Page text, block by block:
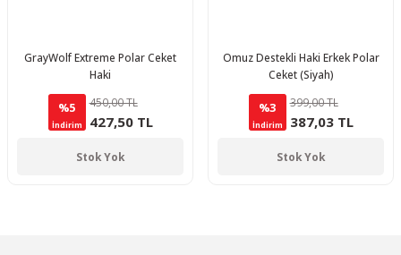
GrayWolf Extreme Polar Ceket
Haki
%5
İndirim
450,00 TL
427,50 TL
Stok Yok
Omuz Destekli Haki Erkek Polar
Ceket (Siyah)
%3
İndirim
399,00 TL
387,03 TL
Stok Yok